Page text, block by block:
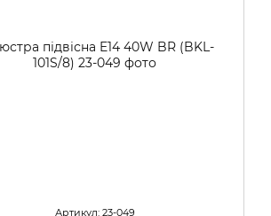
Артикул: 23-049